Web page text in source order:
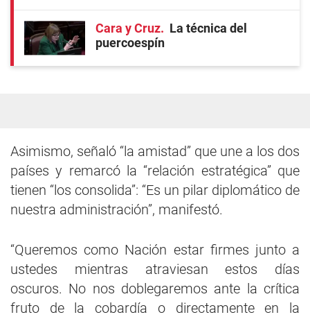
Cara y Cruz
La técnica del
puercoespín
Asimismo, señaló “la amistad” que une a los dos
países y remarcó la “relación estratégica” que
tienen “los consolida”: “Es un pilar diplomático de
nuestra administración”, manifestó.
“Queremos como Nación estar firmes junto a
ustedes mientras atraviesan estos días
oscuros. No nos doblegaremos ante la crítica
fruto de la cobardía o directamente en la